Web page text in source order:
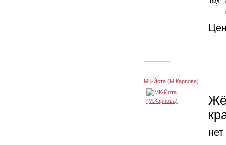
МК-Йота (М.Карпова)